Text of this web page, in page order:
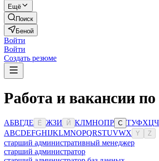
Ещё
Поиск
Беной
Войти
Войти
Создать резюме
Работа и вакансии
АБВГДЕ Ё ЖЗИ Й КЛМНОПР С ТУФХЦЧ
ABCDEFGHIJKLMNOPQRSTUVWX Y Z
старший административный менеджер
старший администратор